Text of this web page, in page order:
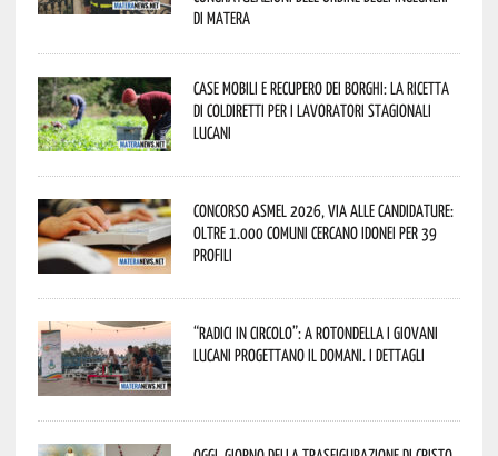
di Matera
Case mobili e recupero dei borghi: la ricetta
di Coldiretti per i lavoratori stagionali
lucani
Concorso Asmel 2026, via alle candidature:
oltre 1.000 Comuni cercano idonei per 39
profili
“Radici in Circolo”: a Rotondella i giovani
lucani progettano il domani. I dettagli